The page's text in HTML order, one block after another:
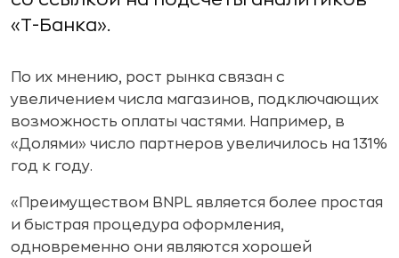
«Т-Банка».
По их мнению, рост рынка связан с
увеличением числа магазинов, подключающих
возможность оплаты частями. Например, в
«Долями» число партнеров увеличилось на 131%
год к году.
«Преимуществом BNPL является более простая
и быстрая процедура оформления,
одновременно они являются хорошей